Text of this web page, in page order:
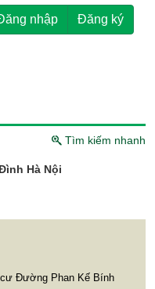
nhập Đăng ký
Tìm kiếm nhanh
Hà Nội
Đường Phan Kế Bính